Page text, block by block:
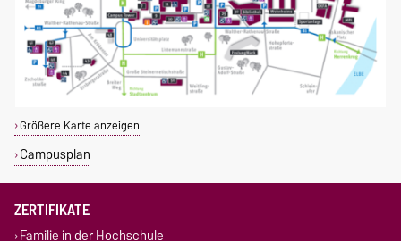
Größere Karte anzeigen
Campusplan
ZERTIFIKATE
Familie in der Hochschule